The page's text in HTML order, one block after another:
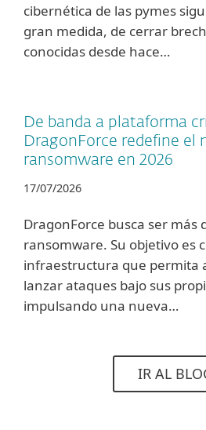
cibernética de las pymes
gran medida, de cerrar
conocidas desde hace…
De banda a plataforma
DragonForce redefine el
ransomware en 2026
17/07/2026
DragonForce busca ser más
ransomware. Su objetivo es
infraestructura que permita
lanzar ataques bajo sus
impulsando una nueva…
IR AL